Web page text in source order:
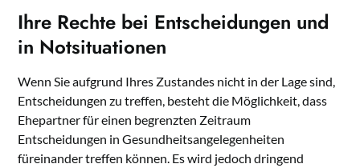
Ihre Rechte bei Entscheidungen und
in Notsituationen
Wenn Sie aufgrund Ihres Zustandes nicht in der Lage sind,
Entscheidungen zu treffen, besteht die Möglichkeit, dass
Ehepartner für einen begrenzten Zeitraum
Entscheidungen in Gesundheitsangelegenheiten
füreinander treffen können. Es wird jedoch dringend